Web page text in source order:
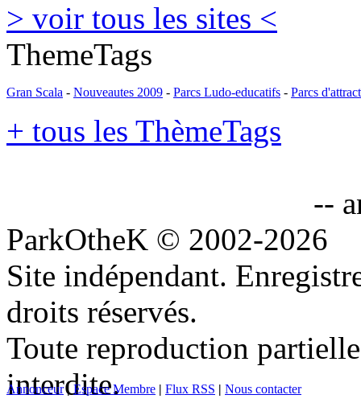
> voir tous les sites <
ThemeTags
Gran Scala - Nouveautes 2009 - Parcs Ludo-educatifs - Parcs
+ tous les ThèmeTags
--
ParkOtheK © 2002-2026
Site indépendant.
droits réservés.
Toute reproduction
interdite.
Annonceur| Espace Membre | Flux RSS | Nous contacter